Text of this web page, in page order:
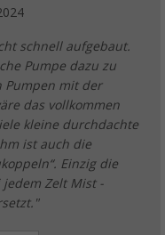
schnell aufgebaut.
Pumpe dazu zu
Pumpen mit der
das vollkommen
kleine durchdachte
ist auch die
Einzig die
Zelt Mist -